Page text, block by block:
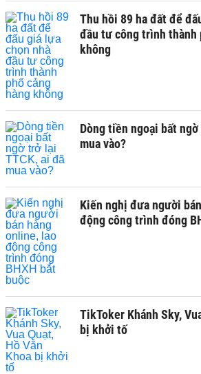
Thu hồi 89 ha đất để
đầu tư công trình thành
không
Dòng tiền ngoại bất
mua vào?
Kiến nghị đưa người
động công trình đóng
TikToker Khánh Sky,
bị khởi tố